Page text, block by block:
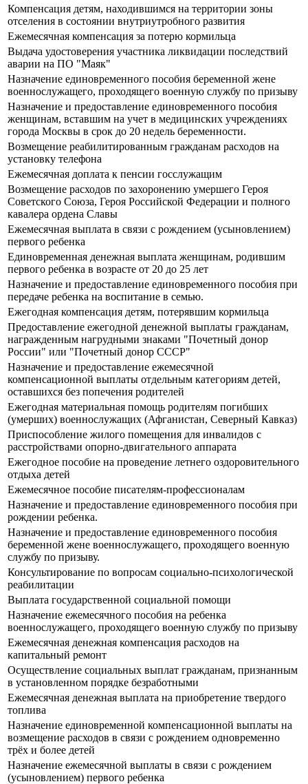
Компенсация детям, находившимся на территории зоны
отселения в состоянии внутриутробного развития
Ежемесячная компенсация за потерю кормильца
Выдача удостоверения участника ликвидации последствий
аварии на ПО "Маяк"
Назначение единовременного пособия беременной жене
военнослужащего, проходящего военную службу по призыву
Назначение и предоставление единовременного пособия
женщинам, вставшим на учет в медицинских учреждениях
города Москвы в срок до 20 недель беременности.
Возмещение реабилитированным гражданам расходов на
установку телефона
Ежемесячная доплата к пенсии госслужащим
Возмещение расходов по захоронению умершего Героя
Советского Союза, Героя Российской Федерации и полного
кавалера ордена Славы
Ежемесячная выплата в связи с рождением (усыновлением)
первого ребенка
Единовременная денежная выплата женщинам, родившим
первого ребенка в возрасте от 20 до 25 лет
Назначение и предоставление единовременного пособия при
передаче ребенка на воспитание в семью.
Ежегодная компенсация детям, потерявшим кормильца
Предоставление ежегодной денежной выплаты гражданам,
награжденным нагрудными знаками "Почетный донор
России" или "Почетный донор СССР"
Назначение и предоставление ежемесячной
компенсационной выплаты отдельным категориям детей,
оставшихся без попечения родителей
Ежегодная материальная помощь родителям погибших
(умерших) военнослужащих (Афганистан, Северный Кавказ)
Приспособление жилого помещения для инвалидов с
расстройствами опорно-двигательного аппарата
Ежегодное пособие на проведение летнего оздоровительного
отдыха детей
Ежемесячное пособие писателям-профессионалам
Назначение и предоставление единовременного пособия при
рождении ребенка.
Назначение и предоставление единовременного пособия
беременной жене военнослужащего, проходящего военную
службу по призыву.
Консультирование по вопросам социально-психологической
реабилитации
Выплата государственной социальной помощи
Назначение ежемесячного пособия на ребенка
военнослужащего, проходящего военную службу по призыву
Ежемесячная денежная компенсация расходов на
капитальный ремонт
Осуществление социальных выплат гражданам, признанным
в установленном порядке безработными
Ежемесячная денежная выплата на приобретение твердого
топлива
Назначение единовременной компенсационной выплаты на
возмещение расходов в связи с рождением одновременно
трёх и более детей
Назначение ежемесячной выплаты в связи с рождением
(усыновлением) первого ребенка